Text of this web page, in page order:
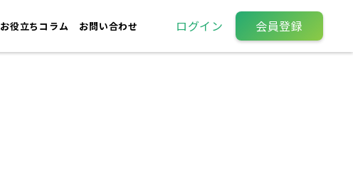
お役立ちコラム お問い合わせ ログイン 会員登録